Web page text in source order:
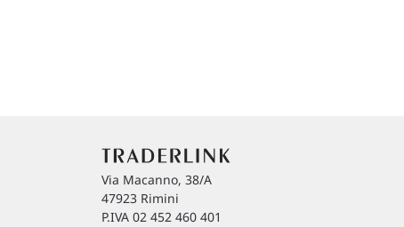
Via Macanno, 38/A
47923 Rimini
P.IVA 02 452 460 401